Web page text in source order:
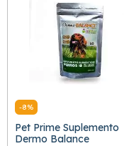
-8%
Pet Prime Suplemento
Dermo Balance